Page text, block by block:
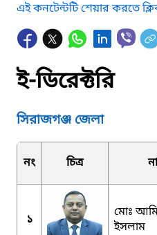
এই কনটেন্টটি শেয়ার করতে
ই-ডিরেক্টরি
সিরাজগঞ্জ জেলা
নং চিত্র
১
মোঃ
ইসলাম